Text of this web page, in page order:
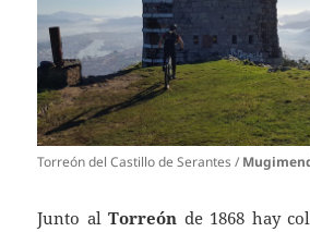
Torreón del Castillo de Serantes /
Junto alTorreón de 1868 hay